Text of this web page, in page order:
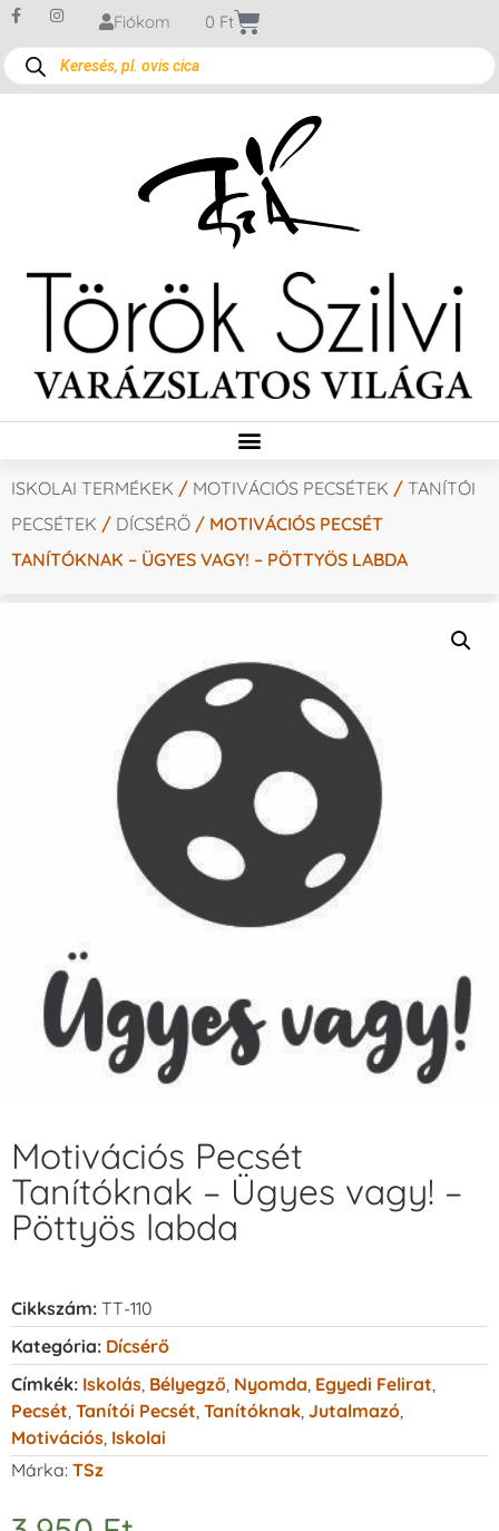
Fiókom 0 Ft
ISKOLAI TERMÉKEK / MOTIVÁCIÓS PECSÉTEK / TANÍTÓI
PECSÉTEK / DÍCSÉRŐ / MOTIVÁCIÓS PECSÉT
TANÍTÓKNAK – ÜGYES VAGY! – PÖTTYÖS LABDA
Motivációs Pecsét
Tanítóknak – Ügyes vagy! –
Pöttyös labda
Cikkszám: TT-110
Kategória: Dícsérő
Címkék: Iskolás Bélyegző Nyomda Egyedi Felirat
Pecsét Tanítói Pecsét Tanítóknak Jutalmazó
Motivációs Iskolai
Márka: TSz